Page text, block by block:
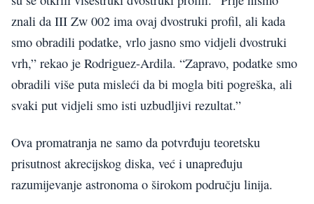
znali da III Zw 002 ima ovaj dvostruki profil, ali kada
smo obradili podatke, vrlo jasno smo vidjeli dvostruki
vrh,” rekao je Rodriguez-Ardila. “Zapravo, podatke smo
obradili više puta misleći da bi mogla biti pogreška, ali
svaki put vidjeli smo isti uzbudljivi rezultat.”
Ova promatranja ne samo da potvrđuju teoretsku
prisutnost akrecijskog diska, već i unapređuju
razumijevanje astronoma o širokom području linija.